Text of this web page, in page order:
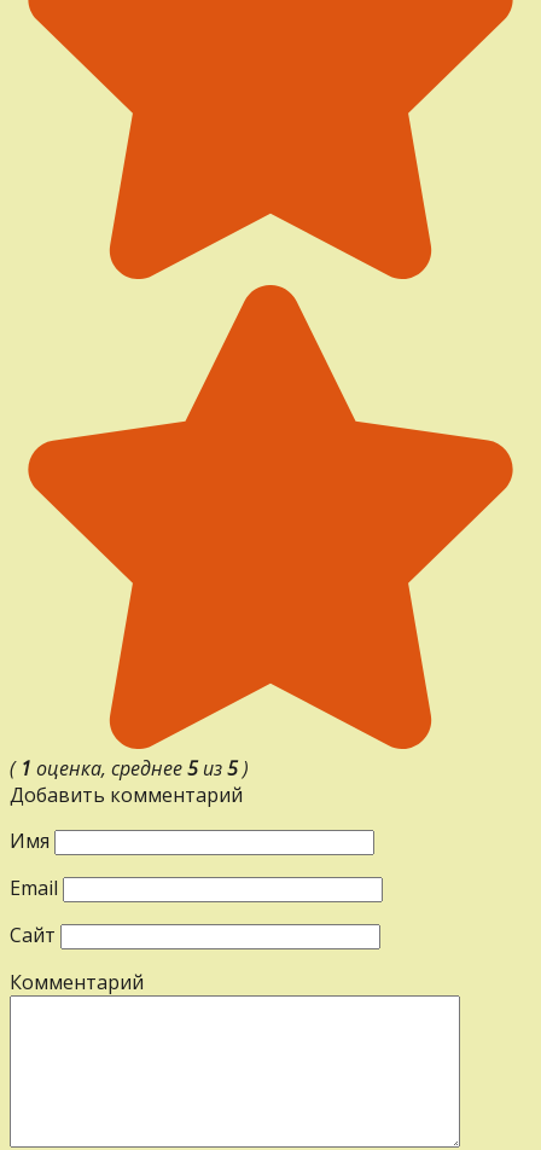
( 1 оценка, среднее5из5)
Добавить комментарий
Имя
Email
Сайт
Комментарий